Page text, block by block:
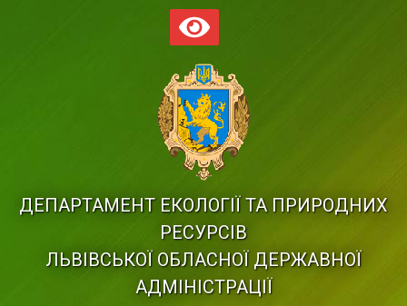
ДЕПАРТАМЕНТ ЕКОЛОГІЇ ТА ПРИРОДНИХ
РЕСУРСІВ
ЛЬВІВСЬКОЇ ОБЛАСНОЇ ДЕРЖАВНОЇ
АДМІНІСТРАЦІЇ